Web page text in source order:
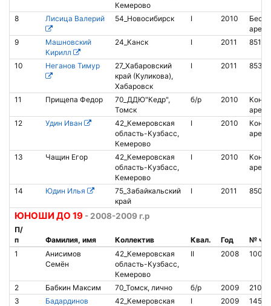
Кемерово
8 Лисица Валерий 54_Новосибирск I 2010
9
Машновский
Кирилл
24_Канск I 2011
10 Неганов Тимур
27_Хабаровский
край (Куликова),
Хабаровск
I 2011
11 Прищепа Федор
70_ДДЮ"Кедр",
Томск
б/р 2010
12
Удин Иван
42_Кемеровская
область-Кузбасс,
Кемерово
I 2010
13 Чащин Егор
42_Кемеровская
область-Кузбасс,
Кемерово
I 2010
14 Юдин Илья
75_Забайкальский
край
I 2011
ЮНОШИ ДО 19 - 2008-2009 г.р
П/
п
Фамилия, имя Коллектив Квал. Год
№
1
Анисимов
Семён
42_Кемеровская
область-Кузбасс,
Кемерово
II 2008
2 Бабкин Максим 70_Томск, лично б/р 2009
3
Бадардинов
42_Кемеровская
I 2009